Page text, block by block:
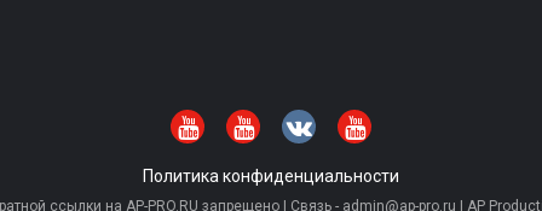
Политика конфиденциальности
ссылки на AP-PRO.RU запрещено | Связь - admin@ap-pro.ru | AP